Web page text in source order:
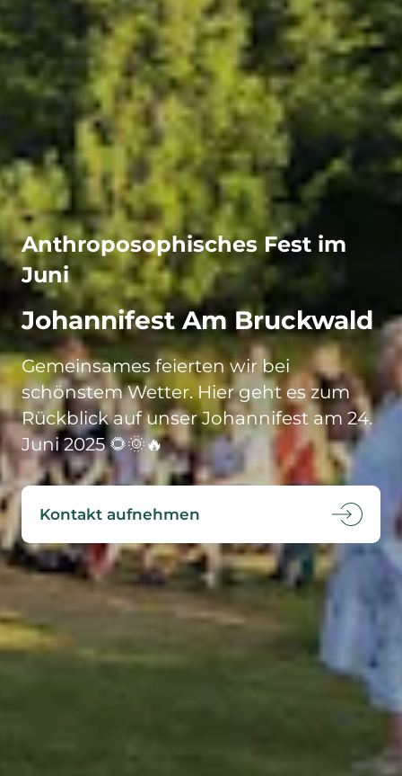
Anthroposophisches Fest im
Juni
Johannifest Am Bruckwald
Gemeinsames feierten wir bei
schönstem Wetter. Hier geht es zum
Rückblick auf unser Johannifest am 24.
Juni 2025 🌻🌞​​🔥​
Kontakt aufnehmen